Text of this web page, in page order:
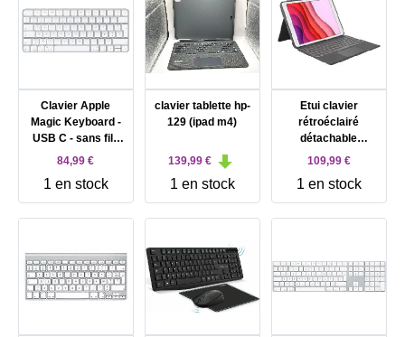
Clavier Apple
Magic Keyboard -
USB C - sans fil -
Bluetooth -
84,99 €
1 en stock
clavier tablette hp-
129 (ipad m4)
139,99 €
1 en stock
Etui clavier
rétroéclairé
détachable
Logitech Combo
10e génération
Gris
109,99 €
1 en stock